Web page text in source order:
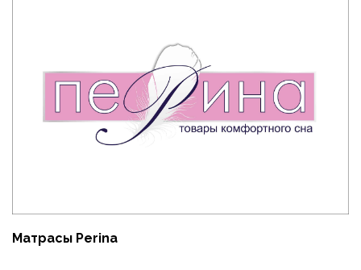
Матрасы Perina